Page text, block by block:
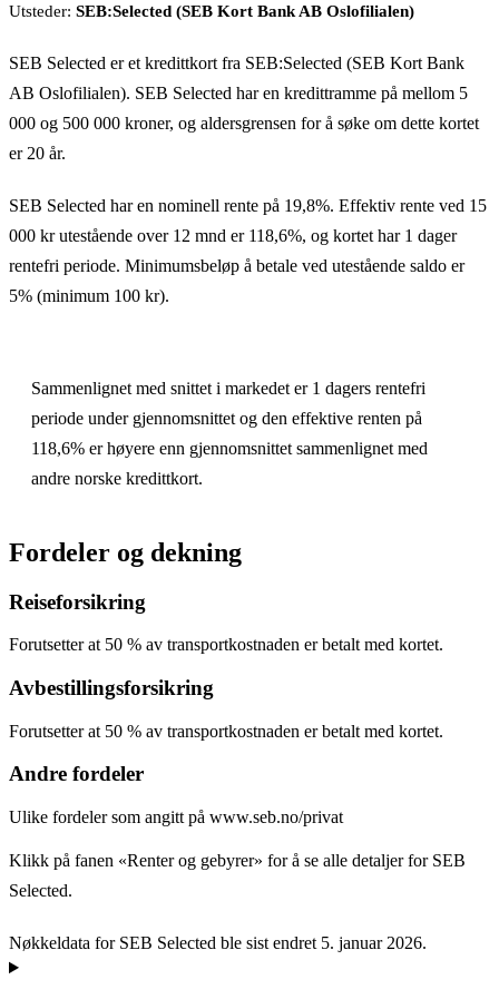
Utsteder: SEB:Selected (SEB Kort Bank AB Oslofilialen)
SEB Selected er et kredittkort fra SEB:Selected (SEB Kort Bank
AB Oslofilialen). SEB Selected har en kredittramme på mellom 5
000 og 500 000 kroner, og aldersgrensen for å søke om dette kortet
er 20 år.
SEB Selected har en nominell rente på 19,8%. Effektiv rente ved 15
000 kr utestående over 12 mnd er 118,6%, og kortet har 1 dager
rentefri periode. Minimumsbeløp å betale ved utestående saldo er
5% (minimum 100 kr).
Sammenlignet med snittet i markedet er 1 dagers rentefri
periode under gjennomsnittet og den effektive renten på
118,6% er høyere enn gjennomsnittet sammenlignet med
andre norske kredittkort.
Fordeler og dekning
Reiseforsikring
Forutsetter at 50 % av transportkostnaden er betalt med kortet.
Avbestillingsforsikring
Forutsetter at 50 % av transportkostnaden er betalt med kortet.
Andre fordeler
Ulike fordeler som angitt på www.seb.no/privat
Klikk på fanen «Renter og gebyrer» for å se alle detaljer for SEB
Selected.
Nøkkeldata for SEB Selected ble sist endret 5. januar 2026.